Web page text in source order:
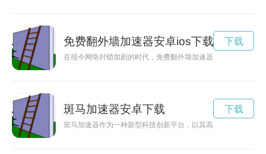
免费翻外墙加速器安卓ios下载
在现今网络封锁加剧的时代，免费翻外墙加速器安卓应运而生
下载
斑马加速器安卓下载
斑马加速器作为一种新型科技创新平台，以其高速的技术研发
下载